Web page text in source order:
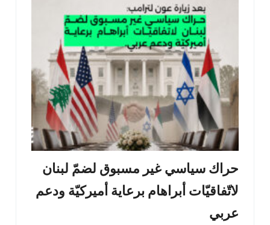
حراك سياسي غير مسبوق لضمّ لبنان
لاتّفاقيّات أبراهام برعاية أميركيّة ودعم
عربي